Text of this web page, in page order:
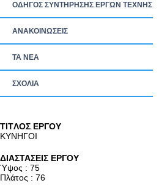
ΟΔΗΓΟΣ ΣΥΝΤΗΡΗΣΗΣ ΕΡΓΩΝ ΤΕΧΝΗΣ
ΑΝΑΚΟΙΝΩΣΕΙΣ
ΤΑ ΝEΑ
ΣΧΟΛΙΑ
TITΛΟΣ ΕΡΓΟΥ
ΚΥΝΗΓΟΙ
ΔΙΑΣΤΑΣΕΙΣ ΕΡΓΟΥ
Ύψος : 75
Πλάτος : 76